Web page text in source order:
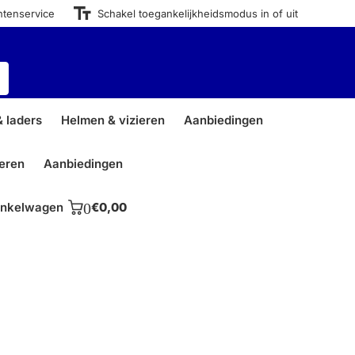
Schakel toegankelijkheidsmodus in of uit
laders Helmen & vizieren Aanbiedingen
Aanbiedingen
0€0,00